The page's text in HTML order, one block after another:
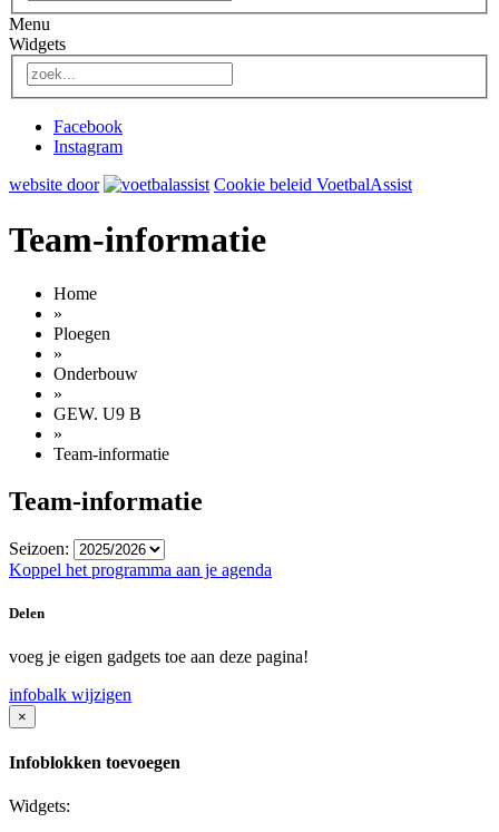
Menu
Widgets
Facebook
Instagram
website door
Cookie beleid VoetbalAssist
Team-informatie
Home
»
Ploegen
»
Onderbouw
»
GEW. U9 B
»
Team-informatie
Team-informatie
Seizoen:
Koppel het programma aan je agenda
Delen
voeg je eigen gadgets toe aan deze pagina!
infobalk wijzigen
×
Infoblokken toevoegen
Widgets: